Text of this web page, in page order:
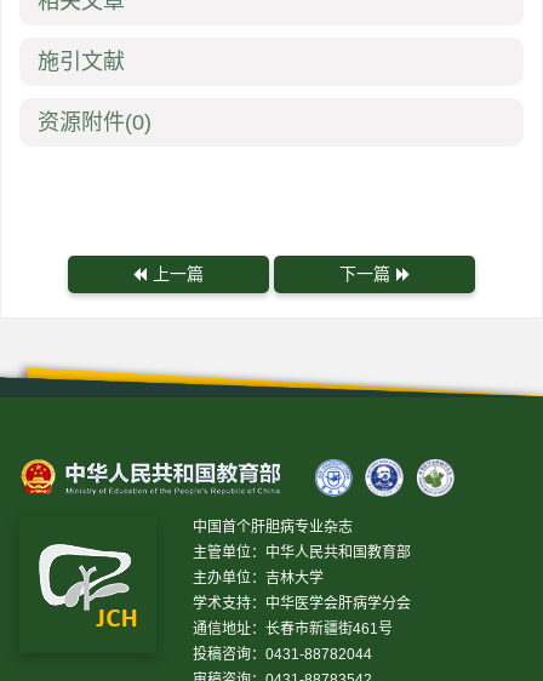
施引文献
资源附件(0)
上一篇 下一篇
中国首个肝胆病专业杂志
主管单位：中华人民共和国教育部
主办单位：吉林大学
学术支持：中华医学会肝病学分会
通信地址：长春市新疆街461号
投稿咨询：0431-88782044